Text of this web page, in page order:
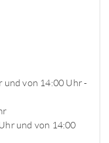
und von 14:00 Uhr -
und von 14:00